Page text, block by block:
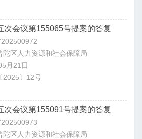
次会议第155065号提案的答复
陀区人力资源和社会保障局
月21日
2025〕12号
次会议第155091号提案的答复
陀区人力资源和社会保障局